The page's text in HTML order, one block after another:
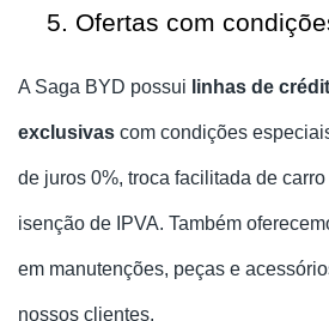
Ofertas com
A Saga BYD possui linhas de
exclusivas com condições
de juros 0%, troca facilitada de
isenção de IPVA. Também
em manutenções, peças e
nossos clientes.